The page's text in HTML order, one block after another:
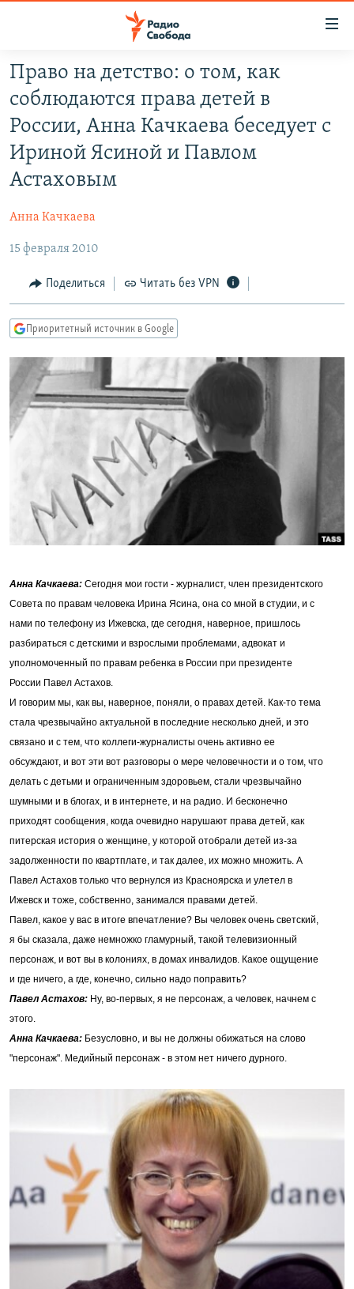
упрощенного
доступа
Вернуться
основному
содержанию
навигации
Вернутся
ПРОГРАММЫ
ПОДКАСТЫ
АВТОРСКИЕ ПРОЕКТЫ
ЦИТАТЫ СВОБОДЫ
IDEL.РЕАЛИИ
КАВКАЗ.РЕАЛИИ
СИБИРЬ.РЕАЛИИ
РАСПИСАНИЕ ВЕЩАНИЯ
ПОДПИШИТЕСЬ НА РАССЫЛКУ
Все сайты РСЕ/РС
Право на детство: о том, как
соблюдаются права детей в
России, Анна Качкаева беседует с
Ириной Ясиной и Павлом
Астаховым
Анна Качкаева
15 февраля 2010
Поделиться Читать без VPN
Приоритетный источник в Google
Анна Качкаева: Сегодня мои гости - журналист, член президентского
Совета по правам человека Ирина Ясина, она со мной в студии, и с
нами по телефону из Ижевска, где сегодня, наверное, пришлось
разбираться с детскими и взрослыми проблемами, адвокат и
уполномоченный по правам ребенка в России при президенте
России Павел Астахов.
И говорим мы, как вы, наверное, поняли, о правах детей. Как-то тема
стала чрезвычайно актуальной в последние несколько дней, и это
связано и с тем, что коллеги-журналисты очень активно ее
обсуждают, и вот эти вот разговоры о мере человечности и о том, что
делать с детьми и ограниченным здоровьем, стали чрезвычайно
шумными и в блогах, и в интернете, и на радио. И бесконечно
приходят сообщения, когда очевидно нарушают права детей, как
питерская история о женщине, у которой отобрали детей из-за
задолженности по квартплате, и так далее, их можно множить. А
Павел Астахов только что вернулся из Красноярска и улетел в
Ижевск и тоже, собственно, занимался правами детей.
Павел, какое у вас в итоге впечатление? Вы человек очень светский,
я бы сказала, даже немножко гламурный, такой телевизионный
персонаж, и вот вы в колониях, в домах инвалидов. Какое ощущение
и где ничего, а где, конечно, сильно надо поправить?
Павел Астахов: Ну, во-первых, я не персонаж, а человек, начнем с
этого.
Анна Качкаева: Безусловно, и вы не должны обижаться на слово
"персонаж". Медийный персонаж - в этом нет ничего дурного.